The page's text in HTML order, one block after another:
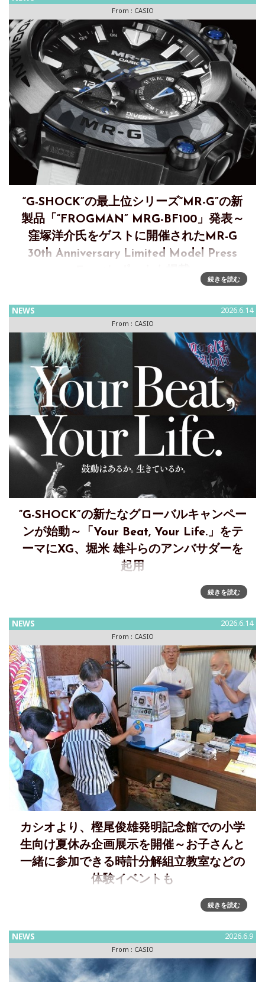
From : CASIO
“G-SHOCK”の最上位シリーズ“MR-G”の新
製品「“FROGMAN” MRG-BF100」発表～
窪塚洋介氏をゲストに開催されたMR-G
30th Anniversary Limited Model Press
た“MR-G” ～ISO200m潜水用防水性能を備えた本格ダイバー
ズウオッチ “FROGMAN”/“MR-G”
続きを読む
NEWS 2026.6.14
From : CASIO
“G-SHOCK”の新たなグローバルキャンペー
ンが始動～「Your Beat, Your Life.」をテ
ーマにXG、堀米 雄斗らのアンバサダーを
起用
「Your Beat, Your Life.」をテーマした “G-SHOCK”のグロー
バルキャンペーンを新たに始動カシオ計算機は、耐衝撃ウオ
続きを読む
NEWS 2026.6.14
From : CASIO
カシオより、樫尾俊雄発明記念館での小学
生向け夏休み企画展示を開催～お子さんと
一緒に参加できる時計分解組立教室などの
体験イベントも
樫尾俊雄発明記念館で 小学生向け夏休み企画展示を開催～謎
を解きながら館内を回ってガチャガチャに挑戦できる「謎解
念財団が運営する樫尾俊雄発明記念館は、7月22日（水）から
8月5日（水
続きを読む
NEWS 2026.6.9
From : CASIO